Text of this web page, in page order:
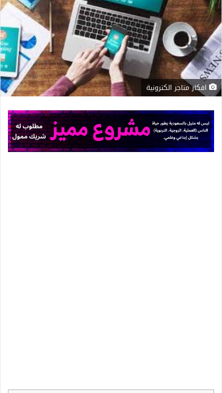
افكار متاجر الكترونية